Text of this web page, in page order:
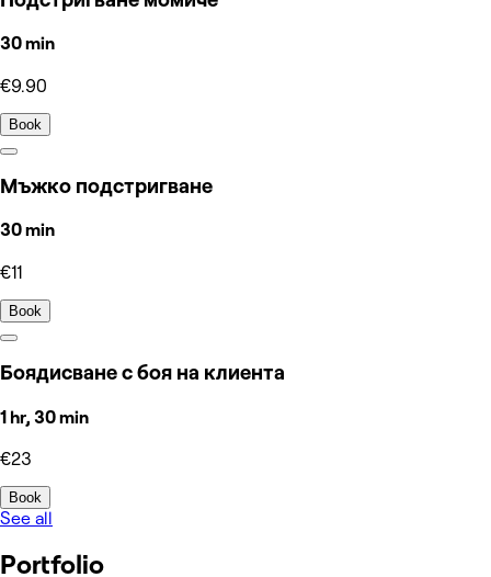
30 min
€9.90
Book
Мъжко подстригване
30 min
€11
Book
Боядисване с боя на клиента
1 hr, 30 min
€23
Book
See all
Portfolio